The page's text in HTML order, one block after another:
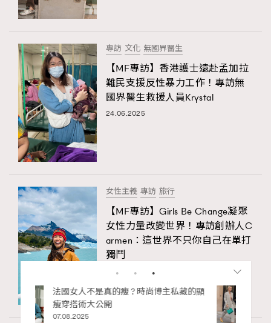
專訪 文化 無國界醫生
【MF專訪】香港護士遠赴孟加拉
難民支援反性暴力工作！專訪無
國界醫生救援人員Krystal
24.06.2025
女性主義 專訪 旅行
【MF專訪】Girls Be Change凝聚
女性力量改變世界！專訪創辦人C
armen：這世界不只你自己在單打
獨鬥
13.06.2025
的顯
別再用酒精消毒皮革！6個清潔手袋小技
巧，讓你更愛惜你的手袋
02.06.2025